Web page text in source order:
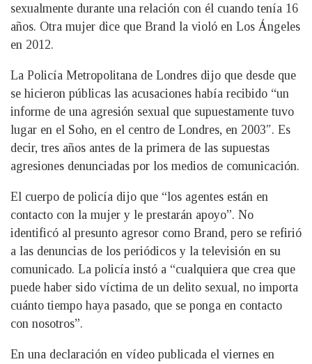
sexualmente durante una relación con él cuando tenía 16
años. Otra mujer dice que Brand la violó en Los Ángeles
en 2012.
La Policía Metropolitana de Londres dijo que desde que
se hicieron públicas las acusaciones había recibido “un
informe de una agresión sexual que supuestamente tuvo
lugar en el Soho, en el centro de Londres, en 2003″. Es
decir, tres años antes de la primera de las supuestas
agresiones denunciadas por los medios de comunicación.
El cuerpo de policía dijo que “los agentes están en
contacto con la mujer y le prestarán apoyo”. No
identificó al presunto agresor como Brand, pero se refirió
a las denuncias de los periódicos y la televisión en su
comunicado. La policía instó a “cualquiera que crea que
puede haber sido víctima de un delito sexual, no importa
cuánto tiempo haya pasado, que se ponga en contacto
con nosotros”.
En una declaración en vídeo publicada el viernes en